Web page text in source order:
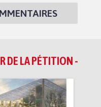
DE LA PÉTITION -